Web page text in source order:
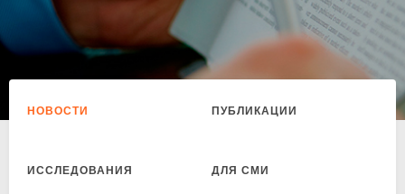
НОВОСТИ ПУБЛИКАЦИИ
ИССЛЕДОВАНИЯ ДЛЯ СМИ